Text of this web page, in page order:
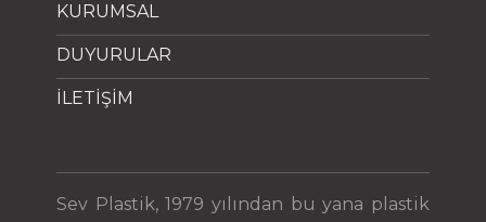
KURUMSAL
DUYURULAR
İLETİŞİM
Sev Plastik, 1979 yılından bu yana plastik